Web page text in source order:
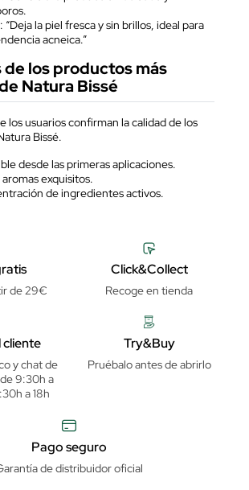
“Deja la piel fresca y sin brillos, ideal para
acneica.”
los productos más
Natura Bissé
los usuarios confirman la calidad de los
Bissé.
desde las primeras aplicaciones.
exquisitos.
de ingredientes activos.
de 29€
Click&Collect
Recoge en tienda
cliente
y chat de
9:30h a
a 18h
Try&Buy
Pruébalo antes de abrirlo
Pago seguro
de distribuidor oficial